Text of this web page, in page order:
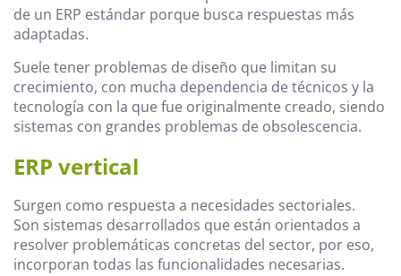
de un ERP estándar porque busca respuestas más
adaptadas.
Suele tener problemas de diseño que limitan su
crecimiento, con mucha dependencia de técnicos y la
tecnología con la que fue originalmente creado, siendo
sistemas con grandes problemas de obsolescencia.
ERP vertical
Surgen como respuesta a necesidades sectoriales.
Son sistemas desarrollados que están orientados a
resolver problemáticas concretas del sector, por eso,
incorporan todas las funcionalidades necesarias.